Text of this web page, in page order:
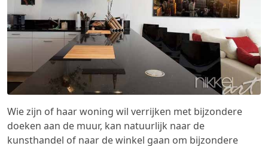
Wie zijn of haar woning wil verrijken met bijzondere
doeken aan de muur, kan natuurlijk naar de
kunsthandel of naar de winkel gaan om bijzondere